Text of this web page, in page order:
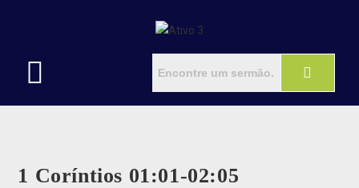
1 Coríntios 01:01-02:05